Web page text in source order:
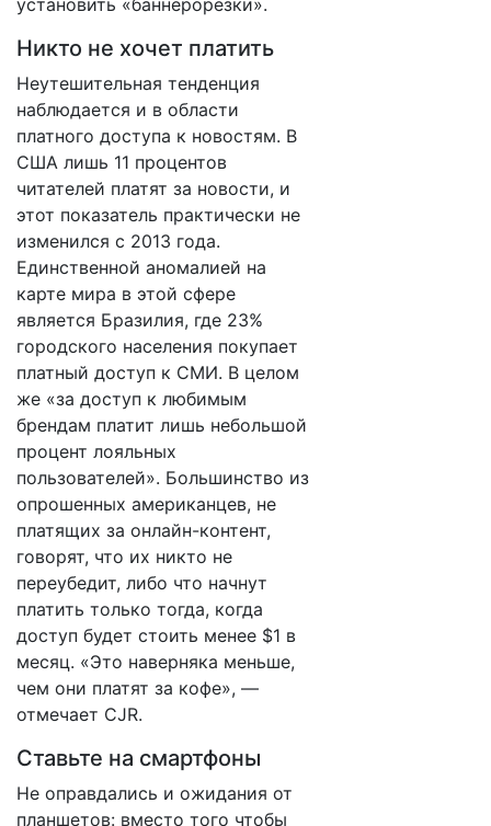
установить «баннерорезки».
Никто не хочет платить
Неутешительная тенденция
наблюдается и в области
платного доступа к новостям. В
США лишь 11 процентов
читателей платят за новости, и
этот показатель практически не
изменился с 2013 года.
Единственной аномалией на
карте мира в этой сфере
является Бразилия, где 23%
городского населения покупает
платный доступ к СМИ. В целом
же «за доступ к любимым
брендам платит лишь небольшой
процент лояльных
пользователей». Большинство из
опрошенных американцев, не
платящих за онлайн-контент,
говорят, что их никто не
переубедит, либо что начнут
платить только тогда, когда
доступ будет стоить менее $1 в
месяц. «Это наверняка меньше,
чем они платят за кофе», —
отмечает CJR.
Ставьте на смартфоны
Не оправдались и ожидания от
планшетов: вместо того чтобы